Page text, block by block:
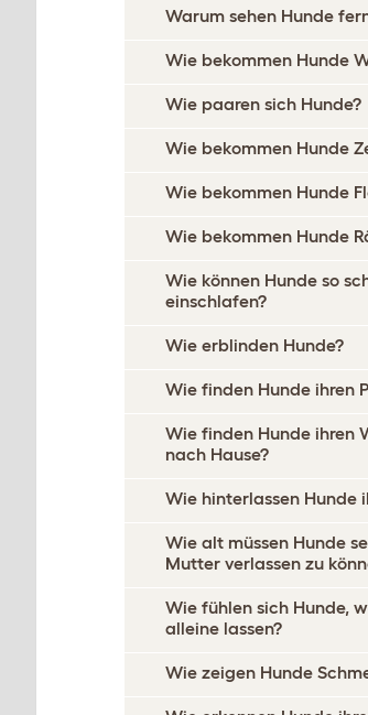
Warum sehen Hunde
Wie bekommen Hunde
Wie paaren sich Hunde?
Wie bekommen Hunde
Wie bekommen Hunde
Wie bekommen Hunde
Wie können Hunde so
einschlafen?
Wie erblinden Hunde?
Wie finden Hunde ihren
Wie finden Hunde ihren
nach Hause?
Wie hinterlassen Hunde
Wie alt müssen Hunde
Mutter verlassen zu
Wie fühlen sich Hunde,
alleine lassen?
Wie zeigen Hunde